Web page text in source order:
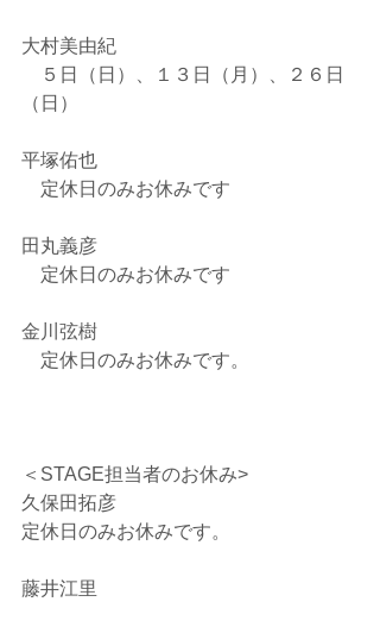
大村美由紀
５日（日）、１３日（月）、２６日
（日）
平塚佑也
定休日のみお休みです
田丸義彦
定休日のみお休みです
金川弦樹
定休日のみお休みです。
＜STAGE担当者のお休み>
久保田拓彦
定休日のみお休みです。
藤井江里